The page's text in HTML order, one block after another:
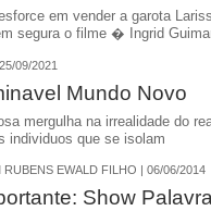
em vender a garota
segura o filme � Ingrid
09/2021
Mundo Novo
mergulha na irrealidade do
individuos que se isolam
RUBENS EWALD FILHO | 06/06/2014
Show